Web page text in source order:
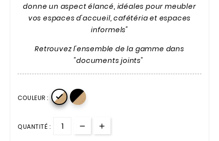
donne un aspect élancé, idéales pour meubler
vos espaces d'accueil, cafétéria et espaces
informels"
Retrouvez l'ensemble de la gamme dans
"documents joints"
COULEUR : 
QUANTITÉ :